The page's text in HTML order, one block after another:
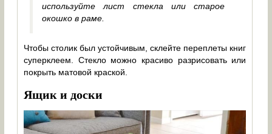
используйте лист стекла или старое
окошко в раме.
Чтобы столик был устойчивым, склейте переплеты книг
суперклеем. Стекло можно красиво разрисовать или
покрыть матовой краской.
Ящик и доски